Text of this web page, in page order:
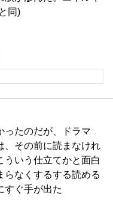
同)
ったのだが、ドラマ
、その前に読まなけれ
いう仕立てかと面白
なくするする読める
ぐ手が出た